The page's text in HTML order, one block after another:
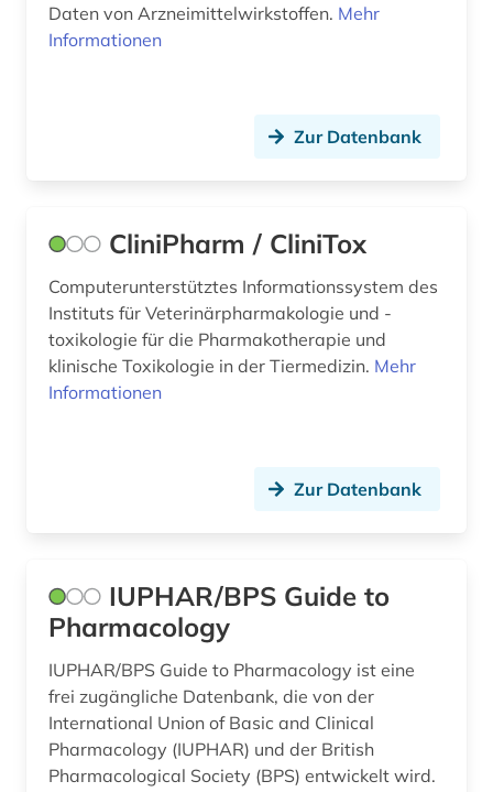
Daten von Arzneimittelwirkstoffen. Mehr
Informationen
Zur Datenbank
CliniPharm / CliniTox
Computerunterstütztes Informationssystem des
Instituts für Veterinärpharmakologie und -
toxikologie für die Pharmakotherapie und
klinische Toxikologie in der Tiermedizin. Mehr
Informationen
Zur Datenbank
IUPHAR/BPS Guide to
Pharmacology
IUPHAR/BPS Guide to Pharmacology ist eine
frei zugängliche Datenbank, die von der
International Union of Basic and Clinical
Pharmacology (IUPHAR) und der British
Pharmacological Society (BPS) entwickelt wird.